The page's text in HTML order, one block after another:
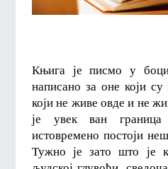
Књига је писмо у
написано за оне који
који не живе овде и не
је увек ван
истовремено постоји
Тужно је зато што је